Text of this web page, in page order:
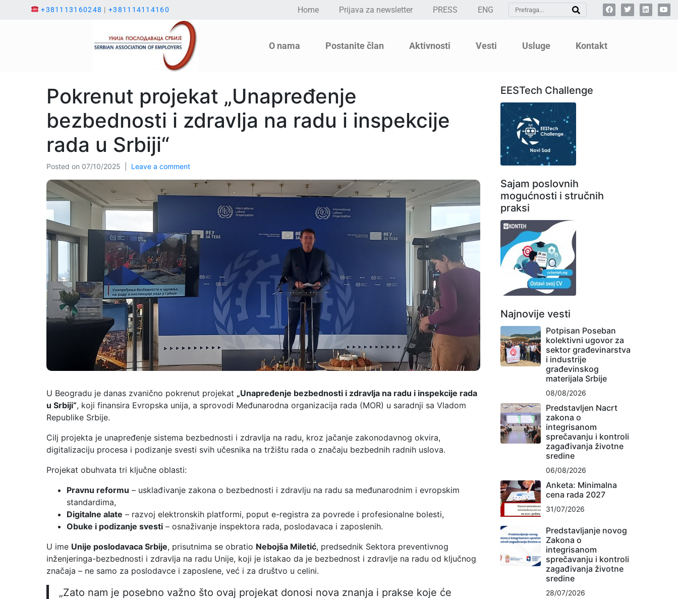
+381113160248 |+381114114160 Home Prijava za newsletter PRESS ENG
O nama Postanite član Aktivnosti Vesti Usluge Kontakt
Pokrenut projekat „Unapređenje
bezbednosti i zdravlja na radu i inspekcije
rada u Srbiji“
Posted on 07/10/2025 Leave a comment
U Beogradu je danas zvanično pokrenut projekat „Unapređenje bezbednosti i zdravlja na radu i inspekcije rada
u Srbiji“, koji finansira Evropska unija, a sprovodi Međunarodna organizacija rada (MOR) u saradnji sa Vladom
Republike Srbije.
Cilj projekta je unapređenje sistema bezbednosti i zdravlja na radu, kroz jačanje zakonodavnog okvira,
digitalizaciju procesa i podizanje svesti svih učesnika na tržištu rada o značaju bezbednih radnih uslova.
Projekat obuhvata tri ključne oblasti:
Pravnu reformu – usklađivanje zakona o bezbednosti i zdravlju na radu sa međunarodnim i evropskim
standardima,
Digitalne alate – razvoj elektronskih platformi, poput e-registra za povrede i profesionalne bolesti,
Obuke i podizanje svesti – osnaživanje inspektora rada, poslodavaca i zaposlenih.
U ime Unije poslodavaca Srbije, prisutnima se obratio Nebojša Miletić, predsednik Sektora preventivnog
inženjeringa-bezbednosti i zdravlja na radu Unije, koji je istakao da je bezbednost i zdravlje na radu od ključnog
značaja – ne samo za poslodavce i zaposlene, već i za društvo u celini.
„Zato nam je posebno važno što ovaj projekat donosi nova znanja i prakse koje će
EESTech Challenge
Sajam poslovnih
mogućnosti i stručnih
praksi
Najnovije vesti
Potpisan Poseban
kolektivni ugovor za
sektor građevinarstva
i industrije
građevinskog
materijala Srbije
08/08/2026
Predstavljen Nacrt
zakona o
integrisanom
sprečavanju i kontroli
zagađivanja životne
sredine
06/08/2026
Anketa: Minimalna
cena rada 2027
31/07/2026
Predstavljanje novog
Zakona o
integrisanom
sprečavanju i kontroli
zagađivanja životne
sredine
28/07/2026